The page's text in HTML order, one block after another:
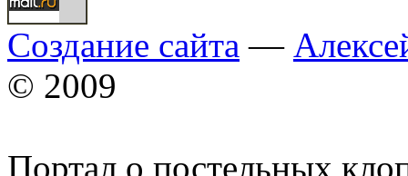
Создание сайта —
© 2009
Портал о постельных